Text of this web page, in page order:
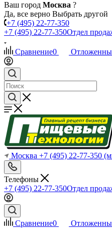
Ваш город Москва ?
Да, все верно Выбрать другой
+7 (495) 22-77-350
+7 (495) 22-77-350Отдел
Сравнение0
Москва +7 (495) 22-77-350
Телефоны
+7 (495) 22-77-350Отдел
Сравнение0